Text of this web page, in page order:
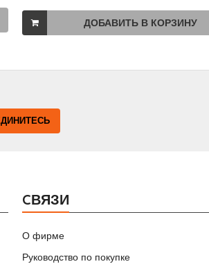
ДОБАВИТЬ В КОРЗИНУ
CВЯЗИ
О фирме
Руководство по покупке